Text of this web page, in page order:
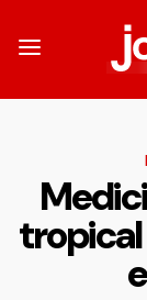
tropical